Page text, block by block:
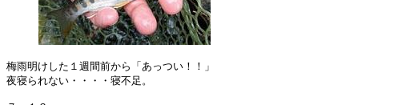
梅雨明けした１週間前から「あっつい！！」
夜寝られない・・・・寝不足。